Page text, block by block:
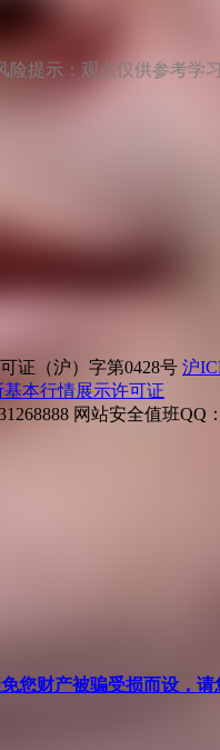
险提示：观点仅供参考学
证（沪）字第0428号 沪
本行情展示许可证
网站安全值班QQ
您财产被骗受损而设，请